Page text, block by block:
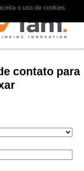
o uso de cookies.
contato para